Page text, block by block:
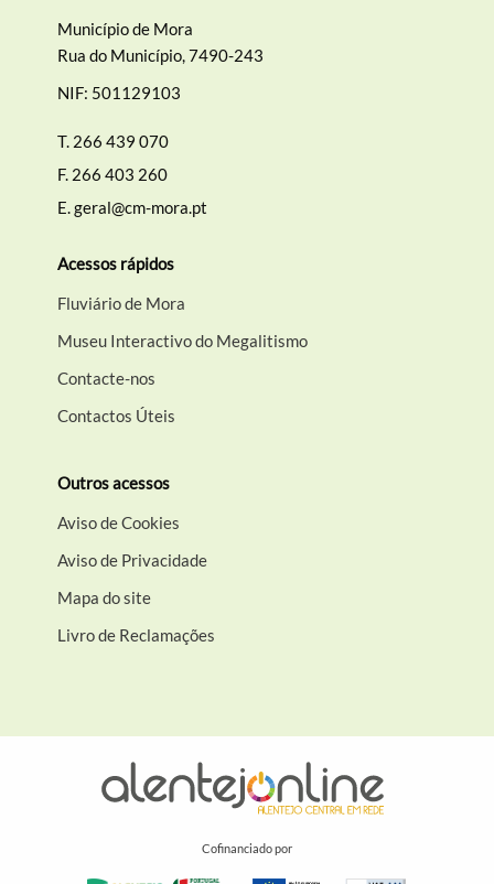
Município de Mora
Rua do Município, 7490-243
NIF: 501129103
T. 266 439 070
F. 266 403 260
E.geral@cm-mora.pt
Acessos rápidos
Fluviário de Mora
Museu Interactivo do Megalitismo
Contacte-nos
Contactos Úteis
Outros acessos
Aviso de Cookies
Aviso de Privacidade
Mapa do site
Livro de Reclamações
Cofinanciado por